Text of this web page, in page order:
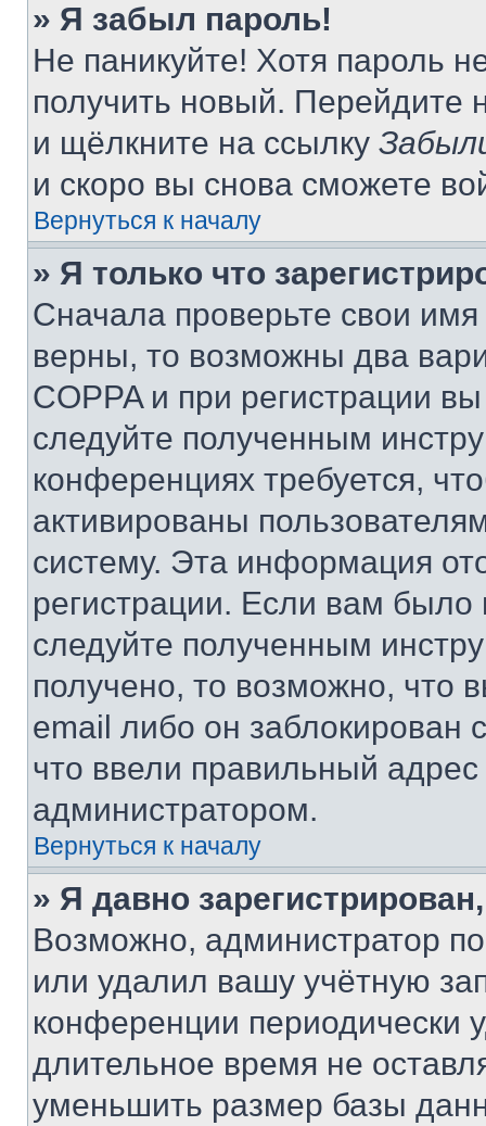
» Я забыл пароль!
Не паникуйте! Хотя пароль
получить новый. Перейдите
и щёлкните на ссылку
и скоро вы снова сможете
Вернуться к началу
» Я только что
Сначала проверьте свои
верны, то возможны два
COPPA и при регистрации
следуйте полученным
конференциях требуется,
активированы
систему. Эта информация
регистрации. Если вам
следуйте полученным
получено, то возможно, что
email либо он
что ввели правильный адрес
администратором.
Вернуться к началу
» Я давно
Возможно, администратор
или удалил вашу учётную
конференции периодически
длительное время не
уменьшить размер базы